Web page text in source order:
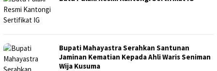
Bupati Mahayastra Serahkan Santunan
Jaminan Kematian Kepada Ahli Waris Seniman
Wija Kusuma